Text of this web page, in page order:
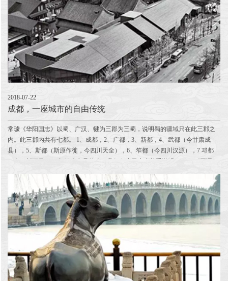
2018-07-22
成都，一座城市的自由传统
常璩《华阳国志》以蜀、广汉、犍为三郡为三蜀，说明蜀的疆域只在此三郡之
内。此三郡内共有七都。 1、成都，2、广都，3、新都，4、武都（今甘肃成
县），5、斯都（斯原作徙，今四川天全），6、笮都（今四川汉源），7 邛都
（今四川西昌）。 都的本义是什么？我们在这里应当着重说明一下。 《国语...